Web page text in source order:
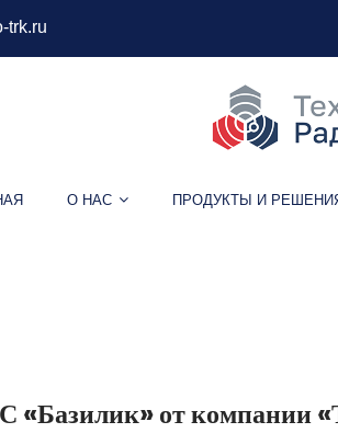
trk.ru
О НАС ПРОДУКТЫ И
«Базилик» от компании